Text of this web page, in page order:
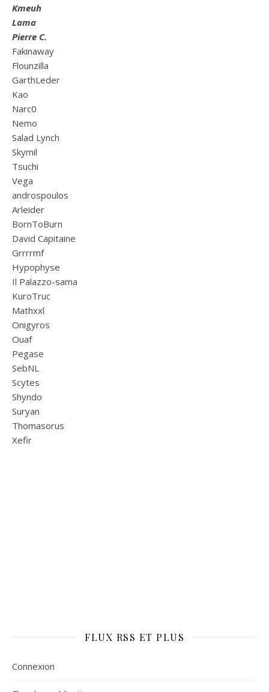
Kmeuh
Lama
Pierre C.
Fakinaway
Flounzilla
GarthLeder
Kao
Narc0
Nemo
Salad Lynch
Skymil
Tsuchi
Vega
androspoulos
Arleider
BornToBurn
David Capitaine
Grrrrmf
Hypophyse
Il Palazzo-sama
KuroTruc
Mathxxl
Onigyros
Ouaf
Pegase
SebNL
Scytes
Shyndo
Suryan
Thomasorus
Xefir
FLUX RSS ET PLUS
Connexion